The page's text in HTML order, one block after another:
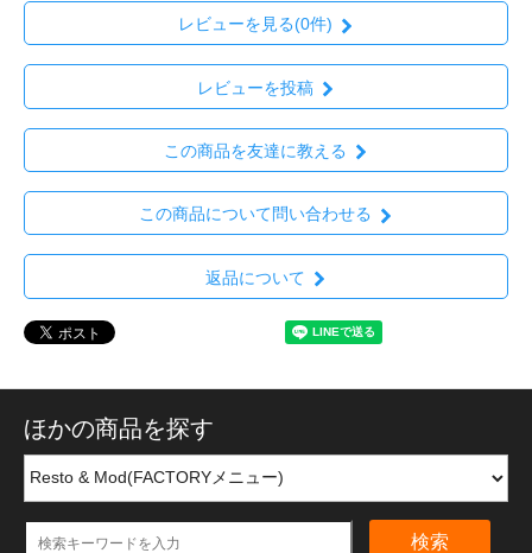
レビューを見る(0件)
レビューを投稿
この商品を友達に教える
この商品について問い合わせる
返品について
ほかの商品を探す
検索